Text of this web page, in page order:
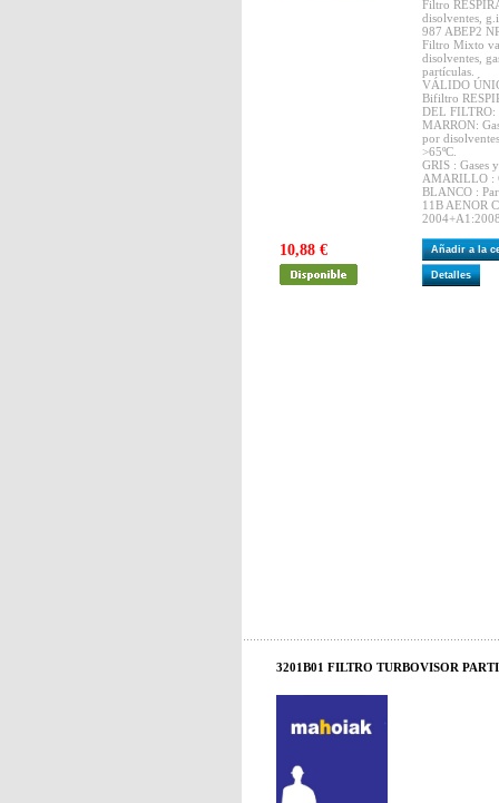
Filtro
disolventes,
987 ABEP2
Filtro Mixto
disolventes,
partículas.
VÁLIDO
Bifiltro
DEL FILTRO:
MARRON:
por
>65ºC.
GRIS : Gases
AMARILLO :
BLANCO :
11B AENOR
10,88 € Añadir a la
Detalles
3201B01 FILTRO TURBOVISOR